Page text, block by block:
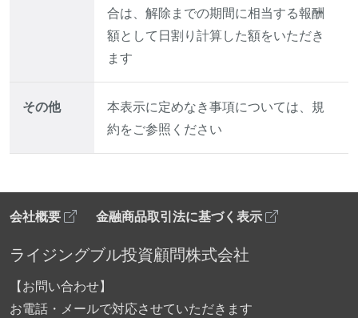
合は、解除までの期間に相当する報酬
額として日割り計算した額をいただき
ます
その他
本表示に定めなき事項については、規
約をご参照ください
ライジングブル投資顧問株式会社
【お問い合わせ】
お電話・メールで対応させていただきます
会社概要 金融商品取引法に基づく表示